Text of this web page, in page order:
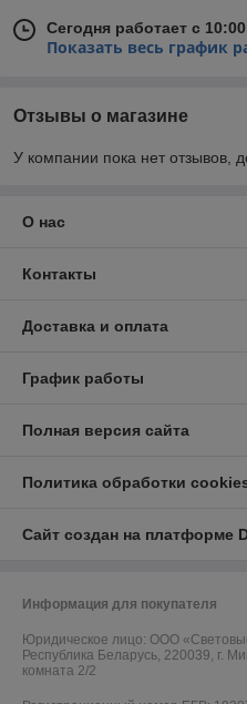
Сегодня работает с
Показать весь график
Отзывы о магазине
У компании пока нет отзывов,
О нас
Контакты
Доставка и оплата
График работы
Полная версия сайта
Политика обработки
Сайт создан на платформе
Информация для покупателя
Юридическое лицо: ООО
Республика Беларусь, 220039, г.
комната 2/2